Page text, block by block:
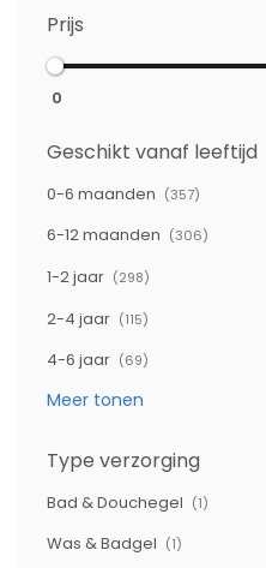
Prijs
0
Geschikt vanaf leeftijd
0-6 maanden (357)
6-12 maanden (306)
1-2 jaar (298)
2-4 jaar (115)
4-6 jaar (69)
Meer tonen
Type verzorging
Bad & Douchegel (1)
Was & Badgel (1)